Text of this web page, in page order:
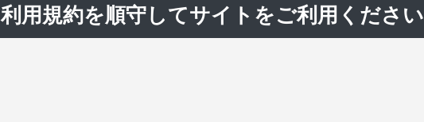
利用規約を順守してサイトをご利用ください